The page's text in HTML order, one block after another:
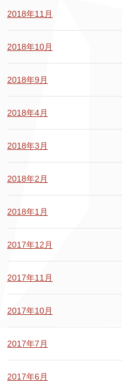
2018年11月
2018年10月
2018年9月
2018年4月
2018年3月
2018年2月
2018年1月
2017年12月
2017年11月
2017年10月
2017年7月
2017年6月